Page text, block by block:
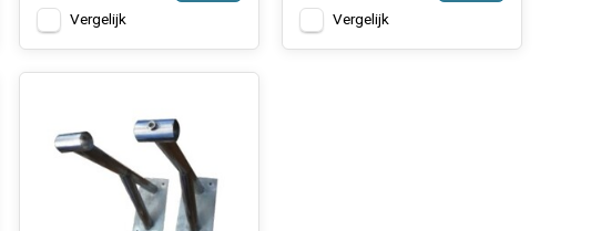
Vergelijk Vergelijk